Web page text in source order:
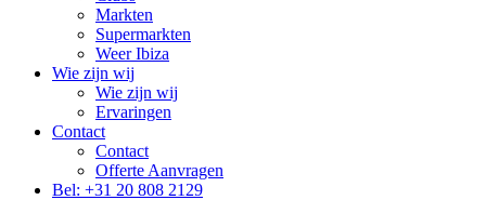
Markten
Supermarkten
Weer Ibiza
Wie zijn wij
Wie zijn wij
Ervaringen
Contact
Contact
Offerte Aanvragen
Bel: +31 20 808 2129